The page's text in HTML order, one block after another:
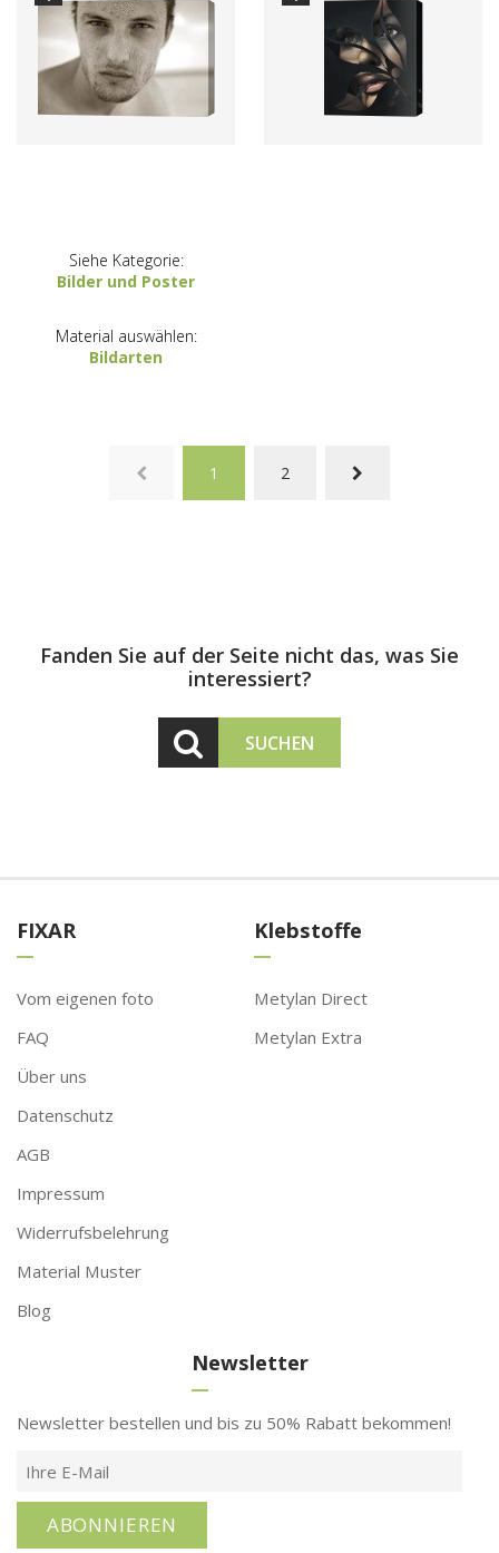
Siehe Kategorie:
Bilder und Poster
Material auswählen:
Bildarten
1 2
Fanden Sie auf der Seite nicht das, was Sie
interessiert?
SUCHEN
FIXAR
Vom eigenen foto
FAQ
Über uns
Datenschutz
AGB
Impressum
Widerrufsbelehrung
Material Muster
Blog
Klebstoffe
Metylan Direct
Metylan Extra
Newsletter
Newsletter bestellen und bis zu 50% Rabatt bekommen!
ABONNIEREN